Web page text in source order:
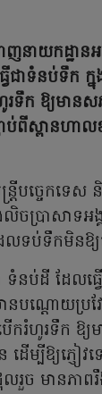
នាយកដ្ឋានអ
ើជាទំនប់ទឹក
ទឹក ឱ្យមាន
ប់ពីស្ពានហា
បច្ចេកទេស
ប្រាសាទអ
ែលទប់ទឹកមិន
នប់ដី ដែលធ្
មានបណ្តោយប្
បើករំហូរទឹក
ម្បីឱ្យភ្ញៀវ
រួច មានភាពរឹ